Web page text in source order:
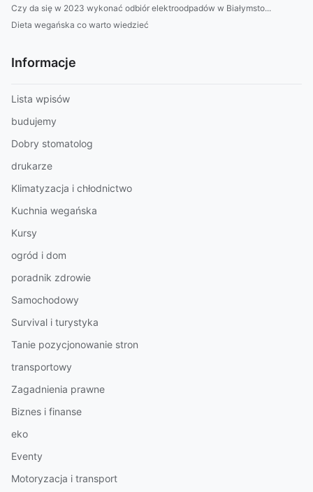
Czy da się w 2023 wykonać odbiór elektroodpadów w Białymsto...
Dieta wegańska co warto wiedzieć
Informacje
Lista wpisów
budujemy
Dobry stomatolog
drukarze
Klimatyzacja i chłodnictwo
Kuchnia wegańska
Kursy
ogród i dom
poradnik zdrowie
Samochodowy
Survival i turystyka
Tanie pozycjonowanie stron
transportowy
Zagadnienia prawne
Biznes i finanse
eko
Eventy
Motoryzacja i transport